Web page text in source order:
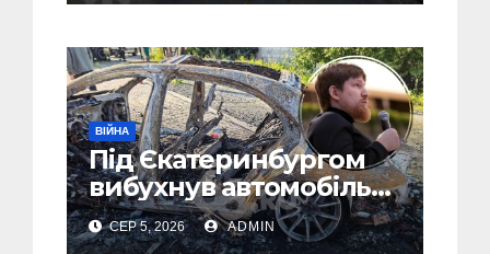
ВІЙНА
Під Єкатеринбургом
вибухнув автомобіль
голови компанії-
виробника дронів
СЕР 5, 2026 ADMIN